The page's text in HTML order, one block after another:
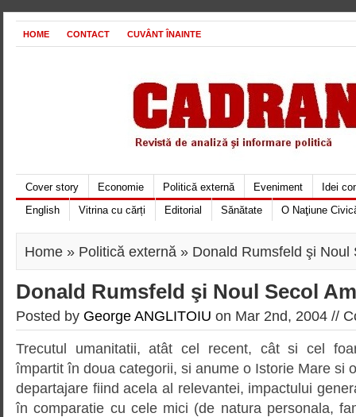
HOME CONTACT CUVÂNT ÎNAINTE
Cover story Economie Politică externă Eveniment
Idei
English
Vitrina cu cărți Editorial Sănătate O Naţiune
Home » Politică externă » Donald Rumsfeld şi Noul
Donald Rumsfeld şi Noul Secol
Posted by George ANGLITOIU on Mar 2nd, 2004 //
Trecutul umanitatii, atât cel recent, cât si cel
împartit în doua categorii, si anume o Istorie Mare si
departajare fiind acela al relevantei, impactului
în comparatie cu cele mici (de natura personala,